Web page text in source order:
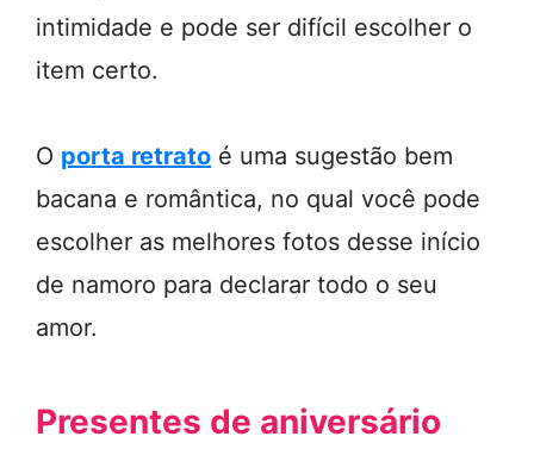
intimidade e pode ser difícil escolher o
item certo.
O porta retrato é uma sugestão bem
bacana e romântica, no qual você pode
escolher as melhores fotos desse início
de namoro para declarar todo o seu
amor.
Presentes de aniversário